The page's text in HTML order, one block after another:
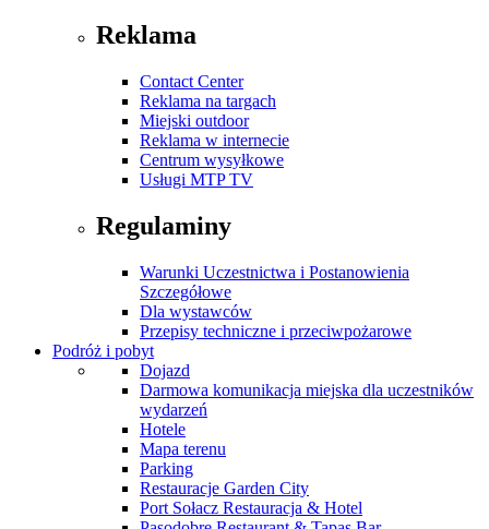
Reklama
Contact Center
Reklama na targach
Miejski outdoor
Reklama w internecie
Centrum wysyłkowe
Usługi MTP TV
Regulaminy
Warunki Uczestnictwa i Postanowienia
Szczegółowe
Dla wystawców
Przepisy techniczne i przeciwpożarowe
Podróż i pobyt
Dojazd
Darmowa komunikacja miejska dla uczestników
wydarzeń
Hotele
Mapa terenu
Parking
Restauracje Garden City
Port Sołacz Restauracja & Hotel